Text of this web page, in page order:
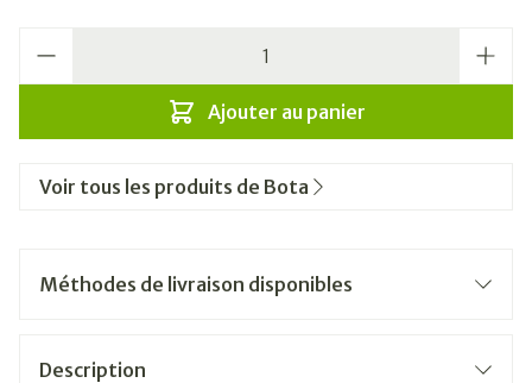
Ajouter au panier
Voir tous les produits de Bota
Méthodes de livraison disponibles
Description